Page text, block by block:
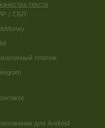
текста
/ СБП
платеж
для Android